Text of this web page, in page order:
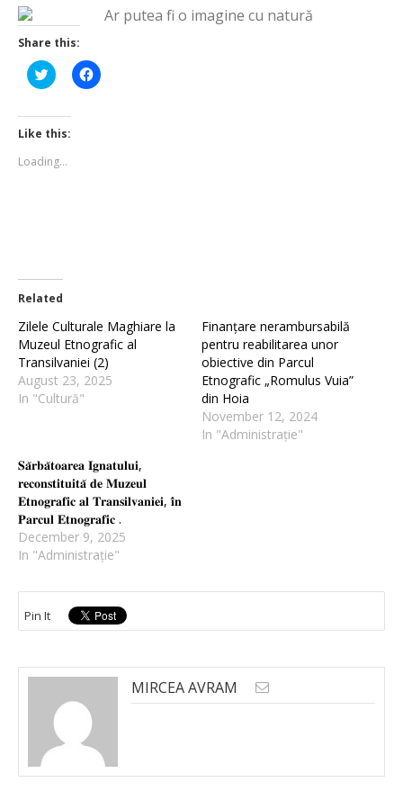
Share this:
Click
to
Twitter
(Opens
in
window)
Click
to
Like this:
Loading...
Related
Zilele Culturale Maghiare la
Muzeul Etnografic al
Transilvaniei (2)
August 23, 2025
In "Cultură"
Finanțare nerambursabilă
pentru reabilitarea unor
obiective din Parcul
Etnografic „Romulus Vuia”
din Hoia
November 12, 2024
In "Administrație"
𝐒𝐚̆𝐫𝐛𝐚̆𝐭𝐨𝐚𝐫𝐞𝐚 𝐈𝐠𝐧𝐚𝐭𝐮𝐥𝐮𝐢,
𝐫𝐞𝐜𝐨𝐧𝐬𝐭𝐢𝐭𝐮𝐢𝐭𝐚̆ 𝐝𝐞 𝐌𝐮𝐳𝐞𝐮𝐥
𝐄𝐭𝐧𝐨𝐠𝐫𝐚𝐟𝐢𝐜 𝐚𝐥 𝐓𝐫𝐚𝐧𝐬𝐢𝐥𝐯𝐚𝐧𝐢𝐞𝐢, 𝐢̂𝐧
𝐏𝐚𝐫𝐜𝐮𝐥 𝐄𝐭𝐧𝐨𝐠𝐫𝐚𝐟𝐢𝐜 .
December 9, 2025
In "Administrație"
Pin It
MIRCEA AVRAM